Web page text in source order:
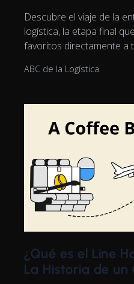
Descubre el viaje de la
logística, la etapa final
favoritos directamente a
ABC de la Logística
¿Qué es el Line
La Historia de